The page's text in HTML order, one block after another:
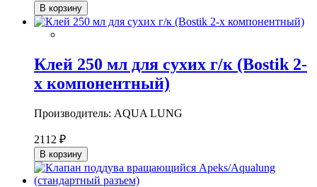
В корзину
Клей 250 мл для сухих г/к (Bostik 2-
х компонентный)
Производитель: AQUA LUNG
2112 ₽
В корзину